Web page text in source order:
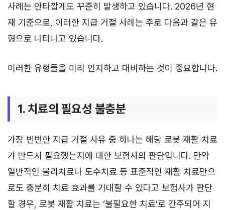
사례는 안타깝게도 꾸준히 발생하고 있습니다. 2026년 현
재 기준으로, 이러한 지급 거절 사례는 주로 다음과 같은 유
형으로 나타나고 있습니다.
이러한 유형들을 미리 인지하고 대비하는 것이 중요합니다.
1. 치료의 필요성 불충분
가장 빈번한 지급 거절 사유 중 하나는 해당 로봇 재활 치료
가 반드시 필요했는지에 대한 보험사의 판단입니다. 만약
일반적인 물리치료나 도수치료 등 표준적인 재활 치료만으
로도 충분히 치료 효과를 기대할 수 있다고 보험사가 판단
할 경우, 로봇 재활 치료는 ‘불필요한 치료’로 간주되어 지